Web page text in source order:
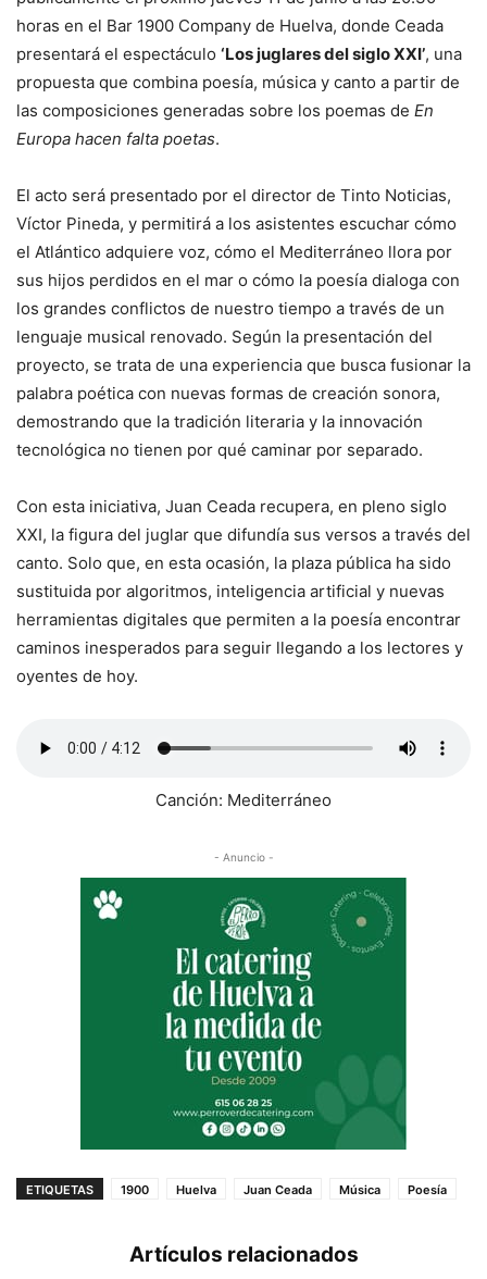
horas en el Bar 1900 Company de Huelva, donde Ceada
presentará el espectáculo ‘Los juglares del siglo XXI’, una
propuesta que combina poesía, música y canto a partir de
las composiciones generadas sobre los poemas de En
Europa hacen falta poetas.
El acto será presentado por el director de Tinto Noticias,
Víctor Pineda, y permitirá a los asistentes escuchar cómo
el Atlántico adquiere voz, cómo el Mediterráneo llora por
sus hijos perdidos en el mar o cómo la poesía dialoga con
los grandes conflictos de nuestro tiempo a través de un
lenguaje musical renovado. Según la presentación del
proyecto, se trata de una experiencia que busca fusionar la
palabra poética con nuevas formas de creación sonora,
demostrando que la tradición literaria y la innovación
tecnológica no tienen por qué caminar por separado.
Con esta iniciativa, Juan Ceada recupera, en pleno siglo
XXI, la figura del juglar que difundía sus versos a través del
canto. Solo que, en esta ocasión, la plaza pública ha sido
sustituida por algoritmos, inteligencia artificial y nuevas
herramientas digitales que permiten a la poesía encontrar
caminos inesperados para seguir llegando a los lectores y
oyentes de hoy.
Canción: Mediterráneo
- Anuncio -
ETIQUETAS 1900 Huelva Juan Ceada Música Poesía
Artículos relacionados